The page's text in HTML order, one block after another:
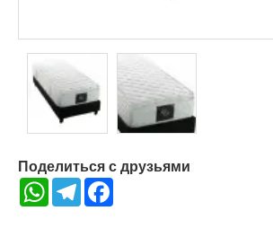
Поделиться с друзьями
WhatsAppTelegram